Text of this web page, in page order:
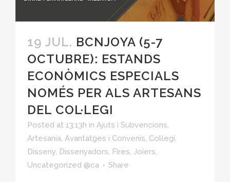
19 JUL. BCNJOYA (5-7
OCTUBRE): ESTANDS
ECONÒMICS ESPECIALS
NOMÉS PER ALS ARTESANS
DEL COL·LEGI
Posted at 13:13h in Ajuts i Subvencions,
Artesania, Avantatges i Convenis, Col·legi,
Disseny, Dissenyadors, Fires, Joiers,
Uncategorized @ca
Share